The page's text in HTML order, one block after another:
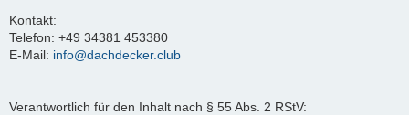
Kontakt:
Telefon: +49 34381 453380
E-Mail: info@dachdecker.club
Verantwortlich für den Inhalt nach § 55 Abs. 2 RStV: